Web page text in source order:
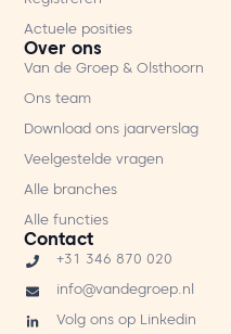
Actuele posities
Over ons
Van de Groep & Olsthoorn
Ons team
Download ons jaarverslag
Veelgestelde vragen
Alle branches
Alle functies
Contact
+31 346 870 020
info@vandegroep.nl
Volg ons op Linkedin